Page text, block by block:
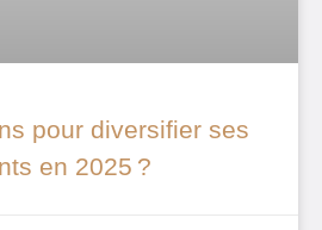
pour diversifier ses
en 2025 ?